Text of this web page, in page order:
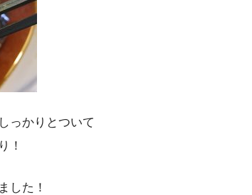
っかりとついて
！
した！